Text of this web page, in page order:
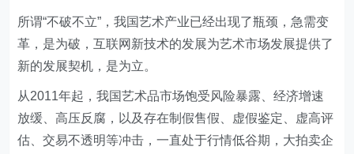
所谓“不破不立”，我国艺术产业已经出现了瓶颈，急需变
革，是为破，互联网新技术的发展为艺术市场发展提供了
新的发展契机，是为立。
从2011年起，我国艺术品市场饱受风险暴露、经济增速
放缓、高压反腐，以及存在制假售假、虚假鉴定、虚高评
估、交易不透明等冲击，一直处于行情低谷期，大拍卖企